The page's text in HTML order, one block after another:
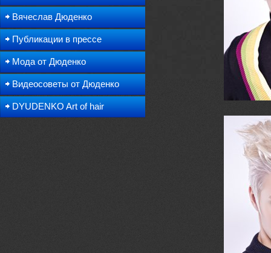
Вячеслав Дюденко
Публикации в прессе
Мода от Дюденко
Видеосоветы от Дюденко
DYUDENKO Art of hair